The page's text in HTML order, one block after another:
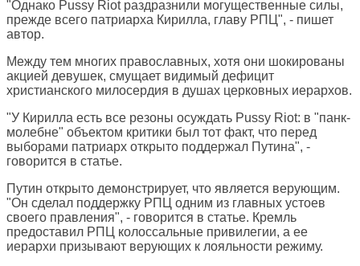
"Однако Pussy Riot раздразнили могущественные силы,
прежде всего патриарха Кирилла, главу РПЦ", - пишет
автор.
Между тем многих православных, хотя они шокированы
акцией девушек, смущает видимый дефицит
христианского милосердия в душах церковных иерархов.
"У Кирилла есть все резоны осуждать Pussy Riot: в "панк-
молебне" объектом критики был тот факт, что перед
выборами патриарх открыто поддержал Путина", -
говорится в статье.
Путин открыто демонстрирует, что является верующим.
"Он сделал поддержку РПЦ одним из главных устоев
своего правления", - говорится в статье. Кремль
предоставил РПЦ колоссальные привилегии, а ее
иерархи призывают верующих к лояльности режиму.